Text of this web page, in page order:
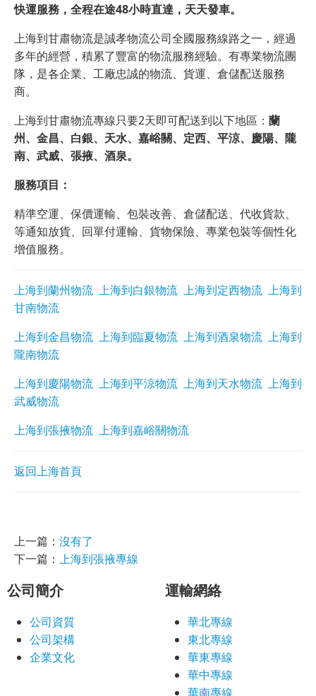
快運服務，全程在途48小時直達，天天發車。
上海到甘肅物流是誠孝物流公司全國服務線路之一，經過
多年的經營，積累了豐富的物流服務經驗。有專業物流團
隊，是各企業、工廠忠誠的物流、貨運、倉儲配送服務
商。
上海到甘肅物流專線只要2天即可配送到以下地區： 蘭
州、金昌、白銀、天水、嘉峪關、定西、平涼、慶陽、隴
南、武威、張掖、酒泉。
服務項目：
精準空運、保價運輸、包裝改善、倉儲配送、代收貨款、
等通知放貨、回單付運輸、貨物保險、專業包裝等個性化
增值服務。
上海到蘭州物流 上海到白銀物流 上海到定西物流 上海到
甘南物流
上海到金昌物流 上海到臨夏物流 上海到酒泉物流 上海到
隴南物流
上海到慶陽物流 上海到平涼物流 上海到天水物流 上海到
武威物流
上海到張掖物流 上海到嘉峪關物流
返回上海首頁
上一篇： 沒有了
下一篇： 上海到張掖專線
公司簡介
公司資質
公司架構
企業文化
運輸網絡
華北專線
東北專線
華東專線
華中專線
華南專線